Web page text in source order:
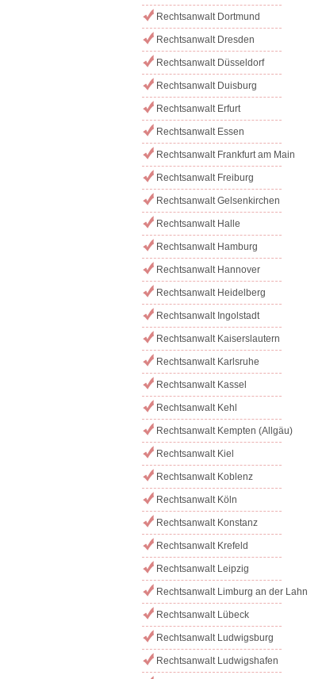
Rechtsanwalt Dortmund
Rechtsanwalt Dresden
Rechtsanwalt Düsseldorf
Rechtsanwalt Duisburg
Rechtsanwalt Erfurt
Rechtsanwalt Essen
Rechtsanwalt Frankfurt am Main
Rechtsanwalt Freiburg
Rechtsanwalt Gelsenkirchen
Rechtsanwalt Halle
Rechtsanwalt Hamburg
Rechtsanwalt Hannover
Rechtsanwalt Heidelberg
Rechtsanwalt Ingolstadt
Rechtsanwalt Kaiserslautern
Rechtsanwalt Karlsruhe
Rechtsanwalt Kassel
Rechtsanwalt Kehl
Rechtsanwalt Kempten (Allgäu)
Rechtsanwalt Kiel
Rechtsanwalt Koblenz
Rechtsanwalt Köln
Rechtsanwalt Konstanz
Rechtsanwalt Krefeld
Rechtsanwalt Leipzig
Rechtsanwalt Limburg an der Lahn
Rechtsanwalt Lübeck
Rechtsanwalt Ludwigsburg
Rechtsanwalt Ludwigshafen